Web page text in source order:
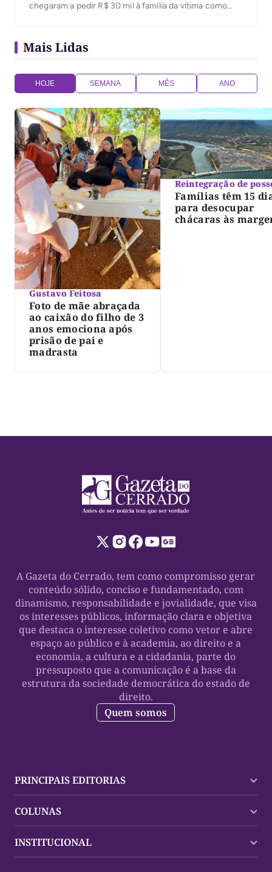
chegaram a pedir R$ 30 mil à família da vítima como
Mais Lidas
HOJE SEMANA MÊS ANO
Gustavo Feitosa
Foto de mãe abraçada
ao caixão do filho de 3
anos emociona após
prisão de pai e
madrasta
Reintegração de
Famílias têm 15
para desocupar
chácaras às
A Gazeta do Cerrado, tem como compromisso gerar
conteúdo sólido, conciso e fundamentado, com
dinamismo, responsabilidade e jovialidade, que visa
os interesses públicos, informação clara e objetiva
que destaca o interesse coletivo como vetor e abre
espaço ao público e à academia, ao direito e a
economia, a cultura e a cidadania, parte do
pressuposto que a comunicação é a base da
estrutura da sociedade democrática do estado de
direito.
Quem somos
PRINCIPAIS EDITORIAS
Palmas
Mundo
COLUNAS
Policial
INSTITUCIONAL